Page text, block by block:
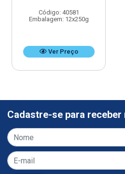
Código: 40581
Embalagem: 12x250g
Ver Preço
Cadastre-se para